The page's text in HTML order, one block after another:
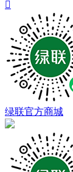

绿联官方商城